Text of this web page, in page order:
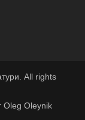
All rights
Oleg Oleynik